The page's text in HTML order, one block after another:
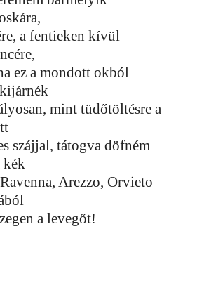
a fentieken kívül
ez a mondott okból
mint tüdőtöltésre a
szájjal, tátogva döfném
kék
Arezzo, Orvieto
a levegőt!